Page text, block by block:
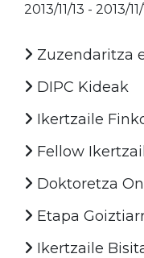
2013/11/13 - 2013/11/
Zuzendaritza
DIPC Kideak
Ikertzaile
Fellow
Doktoretza
Etapa
Ikertzaile